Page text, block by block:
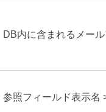
DB内に含まれるメー
参照フィールド表示名